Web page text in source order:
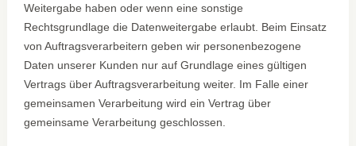
Weitergabe haben oder wenn eine sonstige
Rechtsgrundlage die Datenweitergabe erlaubt. Beim Einsatz
von Auftragsverarbeitern geben wir personenbezogene
Daten unserer Kunden nur auf Grundlage eines gültigen
Vertrags über Auftragsverarbeitung weiter. Im Falle einer
gemeinsamen Verarbeitung wird ein Vertrag über
gemeinsame Verarbeitung geschlossen.